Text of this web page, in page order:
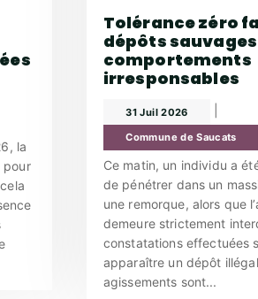
la
pour
Tolérance zéro
dépôts
comportements
irresponsables
31 Juil 2026
Commune de Saucats
Ce matin, un individu a
de pénétrer dans un
une remorque, alors que
demeure strictement
constatations effectuées
apparaître un dépôt
agissements sont...